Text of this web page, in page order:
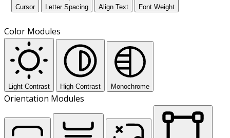
Cursor Letter Spacing Align Text Font Weight
Color Modules
Light Contrast High Contrast Monochrome
Orientation Modules